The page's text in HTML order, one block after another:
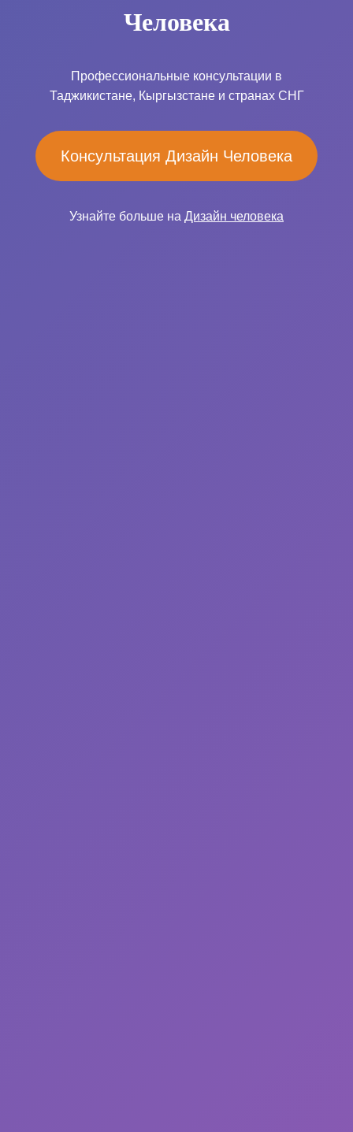
Человека
Профессиональные консультации в
Таджикистане, Кыргызстане и странах СНГ
Консультация Дизайн Человека
Узнайте больше на Дизайн человека